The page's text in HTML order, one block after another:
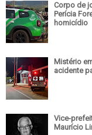
Corpo de
Perícia
homicídio
Mistério
acidente
Vice-
Maurício